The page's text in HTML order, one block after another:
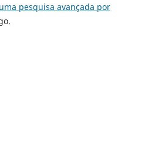
pesquisa avançada por